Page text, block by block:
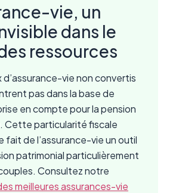
vie, un
dans le
ressources
d’assurance-vie non convertis
pas dans la base de
en compte pour la pension
Cette particularité fiscale
fait de l’assurance-vie un outil
patrimonial particulièrement
Consultez notre
meilleures assurances-vie